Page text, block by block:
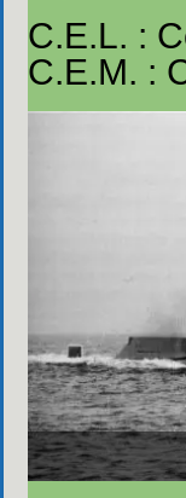
C.E.L. :
C.E.M. :